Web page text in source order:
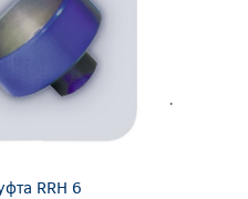
RRH 6